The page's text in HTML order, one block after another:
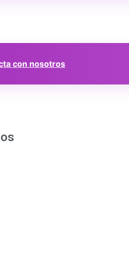
con nosotros